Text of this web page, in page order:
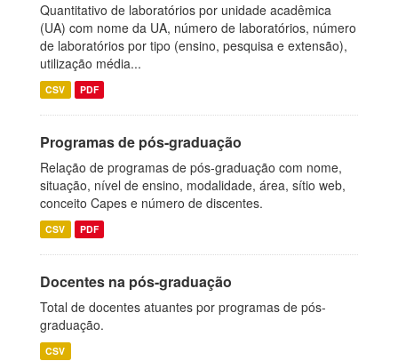
Quantitativo de laboratórios por unidade acadêmica
(UA) com nome da UA, número de laboratórios, número
de laboratórios por tipo (ensino, pesquisa e extensão),
utilização média...
CSV PDF
Programas de pós-graduação
Relação de programas de pós-graduação com nome,
situação, nível de ensino, modalidade, área, sítio web,
conceito Capes e número de discentes.
CSV PDF
Docentes na pós-graduação
Total de docentes atuantes por programas de pós-
graduação.
CSV